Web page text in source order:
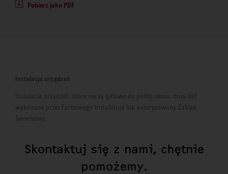
Pobierz jako PDF
Instalacja urządzeń
Instalacja urządzeń, które nie są gotowe do podłączenia, musi być
wykonana przez Fachowego Instalatora lub autoryzowany Zakład
Serwisowy.
Skontaktuj się z nami, chętnie
pomożemy.